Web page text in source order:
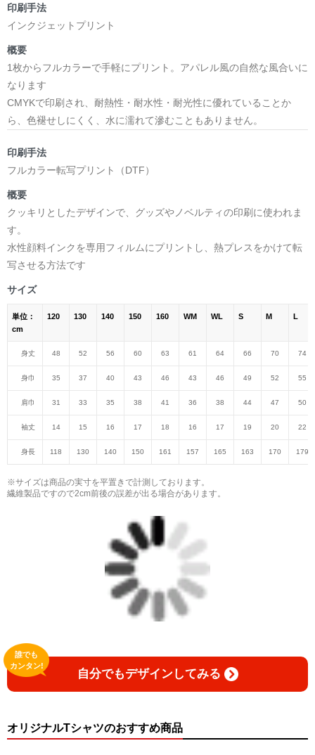
印刷手法
インクジェットプリント
概要
1枚からフルカラーで手軽にプリント。アパレル風の自然な風合いに
なります
CMYKで印刷され、耐熱性・耐水性・耐光性に優れていることか
ら、色褪せしにくく、水に濡れて滲むこともありません。
印刷手法
フルカラー転写プリント（DTF）
概要
クッキリとしたデザインで、グッズやノベルティの印刷に使われま
す。
水性顔料インクを専用フィルムにプリントし、熱プレスをかけて転
写させる方法です
サイズ
単位：
cm
120 130 140 150 160 WM WL S M L
身丈 48 52 56 60 63 61 64 66 70 74
身巾 35 37 40 43 46 43 46 49 52 55
肩巾 31 33 35 38 41 36 38 44 47 50
袖丈 14 15 16 17 18 16 17 19 20 22
身長 118 130 140 150 161 157 165 163 170 179
※サイズは商品の実寸を平置きで計測しております。
繊維製品ですので2cm前後の誤差が出る場合があります。
自分でもデザインしてみる
誰でも
カンタン!
オリジナルTシャツのおすすめ商品